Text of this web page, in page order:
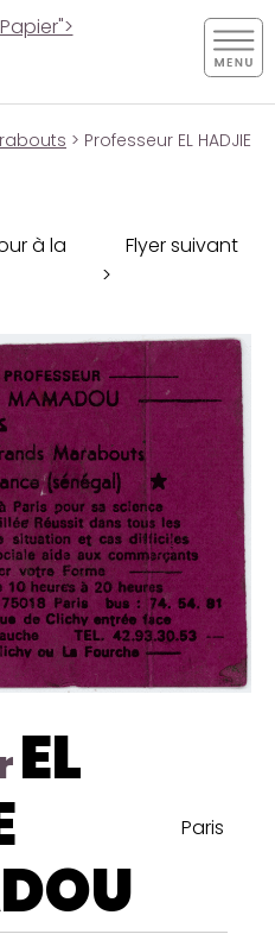
> Professeur EL HADJIE
à la
Flyer suivant
>
EL
Paris